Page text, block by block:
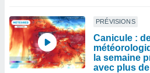
PRÉVISIONS
Canicule :
la semaine
avec plus